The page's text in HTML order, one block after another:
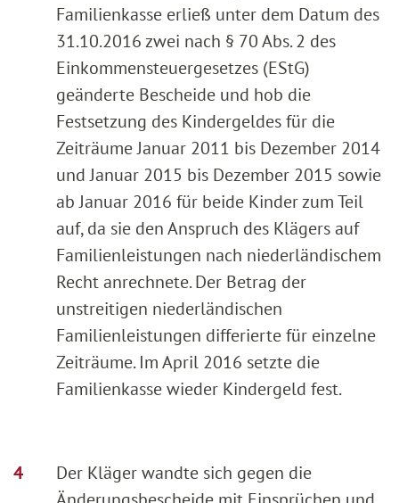
Familienkasse erließ unter dem Datum des
31.10.2016 zwei nach § 70 Abs. 2 des
Einkommensteuergesetzes (EStG)
geänderte Bescheide und hob die
Festsetzung des Kindergeldes für die
Zeiträume Januar 2011 bis Dezember 2014
und Januar 2015 bis Dezember 2015 sowie
ab Januar 2016 für beide Kinder zum Teil
auf, da sie den Anspruch des Klägers auf
Familienleistungen nach niederländischem
Recht anrechnete. Der Betrag der
unstreitigen niederländischen
Familienleistungen differierte für einzelne
Zeiträume. Im April 2016 setzte die
Familienkasse wieder Kindergeld fest.
Der Kläger wandte sich gegen die